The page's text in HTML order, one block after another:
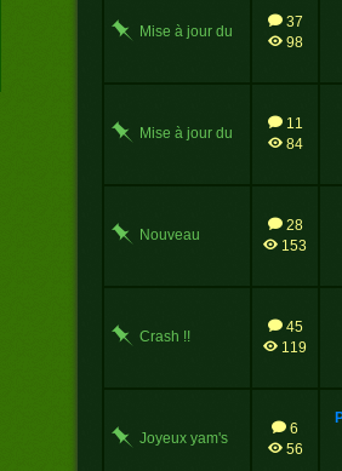
Mise à jour du
37
98
Mise à jour du
11
84
Nouveau
28
153
Crash !!
45
119
Joyeux yam's
6
56